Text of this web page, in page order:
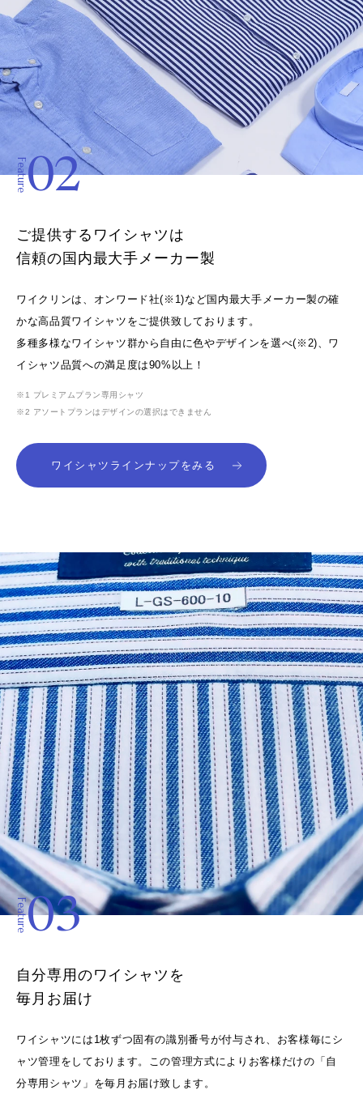
Feature02
ご提供するワイシャツは
信頼の国内最大手メーカー製
ワイクリンは、オンワード社(※1)など国内最大手メーカー製の確
かな高品質ワイシャツをご提供致しております。
多種多様なワイシャツ群から自由に色やデザインを選べ(※2)、ワ
イシャツ品質への満足度は90%以上！
※1 プレミアムプラン専用シャツ
※2 アソートプランはデザインの選択はできません
ワイシャツラインナップをみる
Feature03
自分専用のワイシャツを
毎月お届け
ワイシャツには1枚ずつ固有の識別番号が付与され、お客様毎にシ
ャツ管理をしております。この管理方式によりお客様だけの「自
分専用シャツ」を毎月お届け致します。